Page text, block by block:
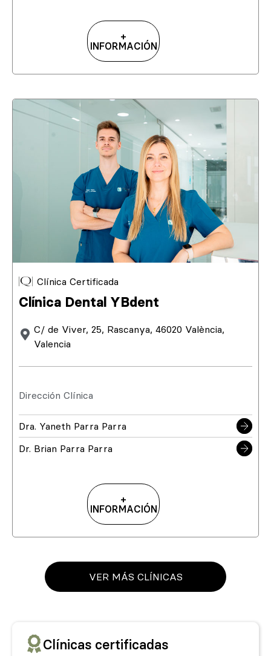
+
INFORMACIÓN
Clínica Certificada
Clínica Dental YBdent
C/ de Viver, 25, Rascanya, 46020 València,
Valencia
Dirección Clínica
Dra. Yaneth Parra Parra
Dr. Brian Parra Parra
+
INFORMACIÓN
VER MÁS CLÍNICAS
Clínicas certificadas